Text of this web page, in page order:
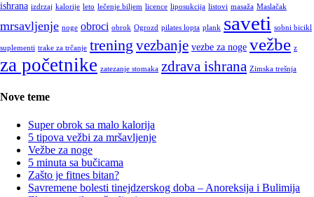
ishrana izdrzaj kalorije leto lečenje biljem licence liposukcija listovi masaža Maslačak
mrsavljenje noge obroci obrok Ogrozd pilates lopta plank saveti sobni bicikl
suplementi trake za trčanje trening vezbanje vezbe za noge vežbe z
za početnike zatezanje stomaka zdrava ishrana Zimska trešnja
Nove teme
Super obrok sa malo kalorija
5 tipova vežbi za mršavljenje
Vežbe za noge
5 minuta sa bučicama
Zašto je fitnes bitan?
Savremene bolesti tinejdzerskog doba – Anoreksija i Bulimija